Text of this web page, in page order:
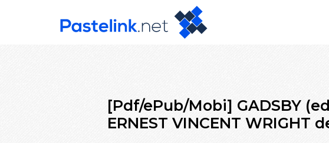
[Pdf/ePub/Mobi] GADSBY
ERNEST VINCENT WRIGHT